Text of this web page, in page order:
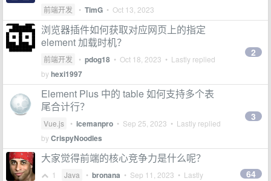
前端开发 • TimG • Oct 13, 2023
浏览器插件如何获取对应网页上的指定
element 加载时机？
前端开发 • pdog18 • Oct 18, 2023 • Lastly replied
byhexi1997
2
Element Plus 中的 table 如何支持多个表
尾合计行？
Vue.js • icemanpro • Sep 25, 2023 • Lastly replied
byCrispyNoodles
3
大家觉得前端的核心竞争力是什么呢？
1 Java • bronana • Sep 11, 2023 • Lastly
64